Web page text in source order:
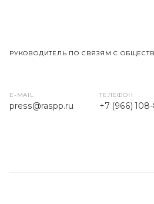
РУКОВОДИТЕЛЬ ПО СВЯЗЯМ С
E-MAIL
press@raspp.ru
ТЕЛЕФОН
+7 (966)